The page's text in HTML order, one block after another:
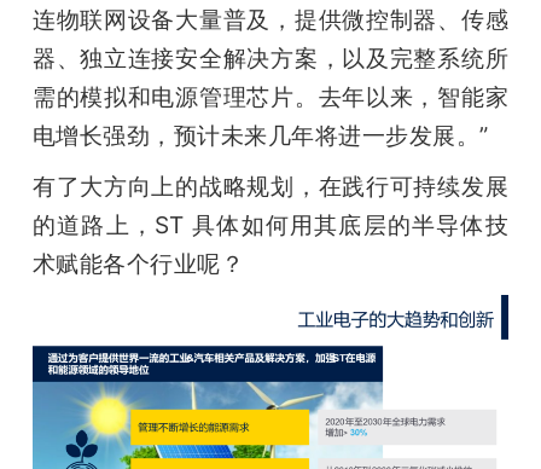
连物联网设备大量普及，提供微控制器、传感
器、独立连接安全解决方案，以及完整系统所
需的模拟和电源管理芯片。去年以来，智能家
电增长强劲，预计未来几年将进一步发展。”
有了大方向上的战略规划，在践行可持续发展
的道路上，ST 具体如何用其底层的半导体技
术赋能各个行业呢？